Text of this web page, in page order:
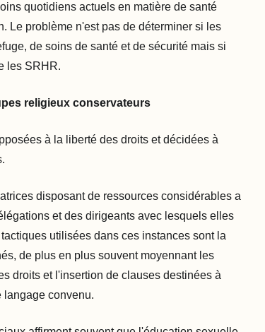
quotidiens actuels en matière de santé
Le problème n'est pas de déterminer si les
de soins de santé et de sécurité mais si
les SRHR.
religieux conservateurs
à la liberté des droits et décidées à
disposant de ressources considérables a
et des dirigeants avec lesquels elles
utilisées dans ces instances sont la
de plus en plus souvent moyennant les
droits et l'insertion de clauses destinées à
langage convenu.